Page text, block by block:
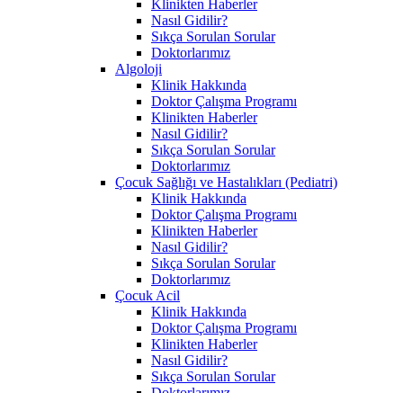
Klinikten Haberler
Nasıl Gidilir?
Sıkça Sorulan Sorular
Doktorlarımız
Algoloji
Klinik Hakkında
Doktor Çalışma Programı
Klinikten Haberler
Nasıl Gidilir?
Sıkça Sorulan Sorular
Doktorlarımız
Çocuk Sağlığı ve Hastalıkları (Pediatri)
Klinik Hakkında
Doktor Çalışma Programı
Klinikten Haberler
Nasıl Gidilir?
Sıkça Sorulan Sorular
Doktorlarımız
Çocuk Acil
Klinik Hakkında
Doktor Çalışma Programı
Klinikten Haberler
Nasıl Gidilir?
Sıkça Sorulan Sorular